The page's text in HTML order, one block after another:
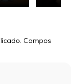
Campos